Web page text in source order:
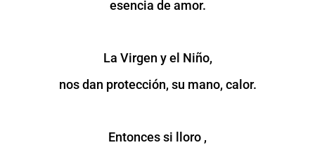
esencia de amor.
La Virgen y el Niño,
nos dan protección, su mano, calor.
Entonces si lloro ,